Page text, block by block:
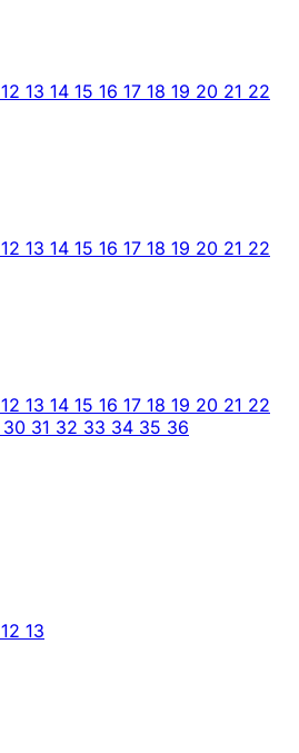
12 13 14 15 16 17 18 19 20 21 22
12 13 14 15 16 17 18 19 20 21 22
12 13 14 15 16 17 18 19 20 21 22
30 31 32 33 34 35 36
12 13